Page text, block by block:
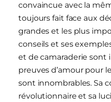
convaincue avec la
toujours fait face aux
grandes et les plus
conseils et ses
et de camaraderie sont
preuves d’amour pour
sont innombrables. Sa
révolutionnaire et sa